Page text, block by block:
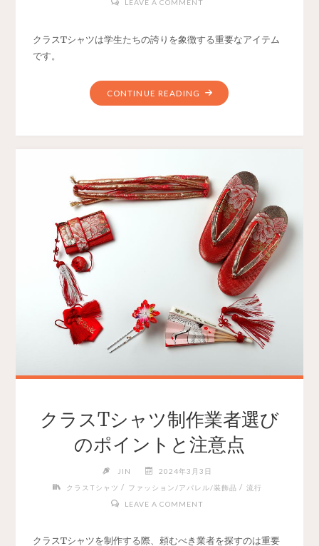
LEAVE A COMMENT
クラスTシャツは学生たちの誇りを象徴する重要なアイテム
です。
CONTINUE READING
クラスTシャツ制作業者選び
のポイントと注意点
JIN
2024年3月3日
クラスTシャツ / ファッション/アパレル/装飾品 / 流行
LEAVE A COMMENT
クラスTシャツを制作する際、頼むべき業者を探すのは重要